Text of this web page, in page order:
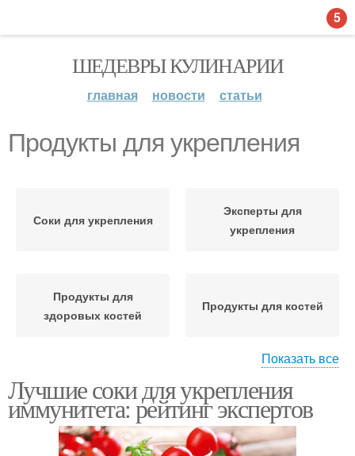
ШЕДЕВРЫ КУЛИНАРИИ
главная новости статьи
Продукты для укрепления
Соки для укрепления
Эксперты для
укрепления
Продукты для
здоровых костей
Продукты для костей
Полезные продукты Продукты для зубов
Показать все
Лучшие соки для укрепления
иммунитета: рейтинг экспертов
5